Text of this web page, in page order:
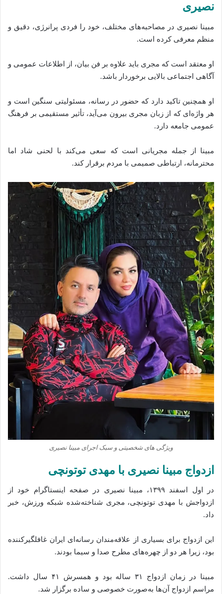
نصیری
مبینا نصیری در مصاحبه‌های مختلف، خود را فردی پر‌انرژی، دقیق و
منظم معرفی کرده است.
او معتقد است که مجری باید علاوه بر فن بیان، از اطلاعات عمومی و
آگاهی اجتماعی بالایی برخوردار باشد.
او همچنین تاکید دارد که حضور در رسانه، مسئولیتی سنگین است و
هر واژه‌ای که از زبان مجری بیرون می‌آید، تأثیر مستقیمی بر فرهنگ
عمومی جامعه دارد.
مبینا از جمله مجریانی است که سعی می‌کند با لحنی شاد اما
محترمانه، ارتباطی صمیمی با مردم برقرار کند.
ویژگی‌ های شخصیتی و سبک اجرای مبینا نصیری
ازدواج مبینا نصیری با مهدی توتونچی
در اول اسفند ۱۳۹۹، مبینا نصیری در صفحه اینستاگرام خود از
ازدواجش با مهدی توتونچی، مجری شناخته‌شده شبکه ورزش، خبر
داد.
این ازدواج برای بسیاری از علاقه‌مندان رسانه‌ای ایران غافلگیرکننده
بود، زیرا هر دو از چهره‌های مطرح صدا و سیما بودند.
مبینا در زمان ازدواج ۳۱ ساله بود و همسرش ۴۱ سال داشت.
مراسم ازدواج آن‌ها به‌صورت خصوصی و ساده برگزار شد.